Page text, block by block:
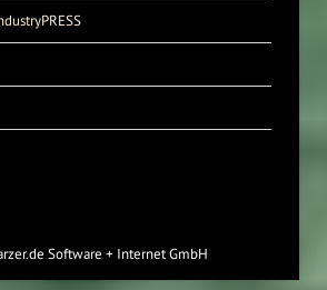
Software + Internet GmbH